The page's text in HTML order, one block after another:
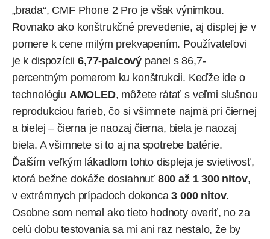
„brada“, CMF Phone 2 Pro je však výnimkou.
Rovnako ako konštrukčné prevedenie, aj displej je v
pomere k cene milým prekvapením. Používateľovi
je k dispozícii6,77-palcový panel s 86,7-
percentným pomerom ku konštrukcii. Keďže ide o
technológiu AMOLED, môžete rátať s veľmi slušnou
reprodukciou farieb, čo si všimnete najmä pri čiernej
a bielej – čierna je naozaj čierna, biela je naozaj
biela. A všimnete si to aj na spotrebe batérie.
Ďalším veľkým lákadlom tohto displeja je svietivosť,
ktorá bežne dokáže dosiahnuť 800 až 1 300 nitov,
v extrémnych prípadoch dokonca3 000 nitov.
Osobne som nemal ako tieto hodnoty overiť, no za
celú dobu testovania sa mi ani raz nestalo, že by